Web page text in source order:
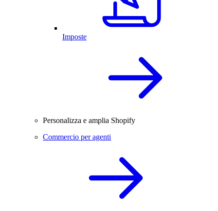
Imposte
Personalizza e amplia Shopify
Commercio per agenti